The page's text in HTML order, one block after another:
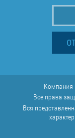
Компания
Все права
Вся